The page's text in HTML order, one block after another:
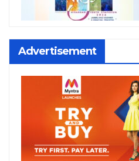
Advertisement